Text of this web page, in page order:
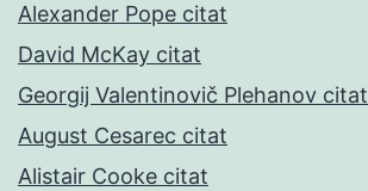
Alexander Pope citat
David McKay citat
Georgij Valentinovič Plehanov citat
August Cesarec citat
Alistair Cooke citat